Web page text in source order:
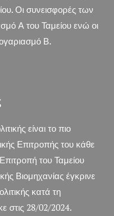
Οι συνεισφορές των
Α του Ταμείου ενώ οι
Β.
είναι το πιο
Επιτροπής του κάθε
του Ταμείου
Βιομηχανίας έγκρινε
κατά τη
στις 28/02/2024.